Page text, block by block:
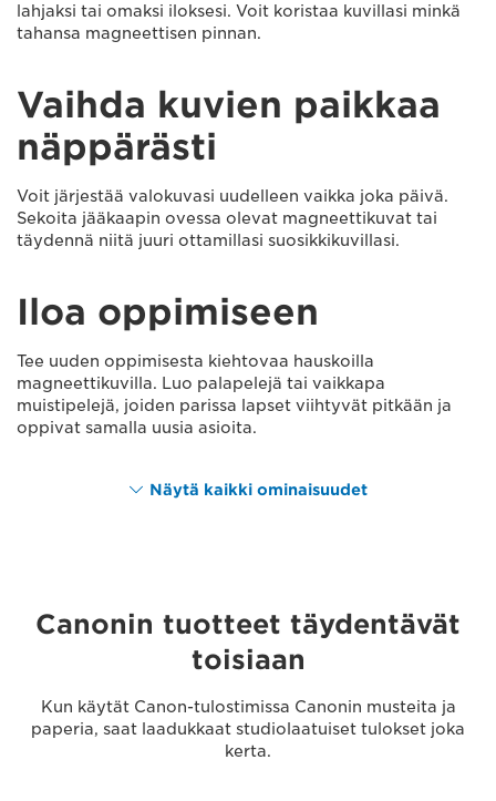
lahjaksi tai omaksi iloksesi. Voit koristaa kuvillasi minkä
tahansa magneettisen pinnan.
Vaihda kuvien paikkaa
näppärästi
Voit järjestää valokuvasi uudelleen vaikka joka päivä.
Sekoita jääkaapin ovessa olevat magneettikuvat tai
täydennä niitä juuri ottamillasi suosikkikuvillasi.
Iloa oppimiseen
Tee uuden oppimisesta kiehtovaa hauskoilla
magneettikuvilla. Luo palapelejä tai vaikkapa
muistipelejä, joiden parissa lapset viihtyvät pitkään ja
oppivat samalla uusia asioita.
Näytä kaikki ominaisuudet
Canonin tuotteet täydentävät
toisiaan
Kun käytät Canon-tulostimissa Canonin musteita ja
paperia, saat laadukkaat studiolaatuiset tulokset joka
kerta.